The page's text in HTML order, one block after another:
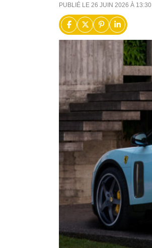
PUBLIÉ LE 26 JUIN 2026 À 13:30